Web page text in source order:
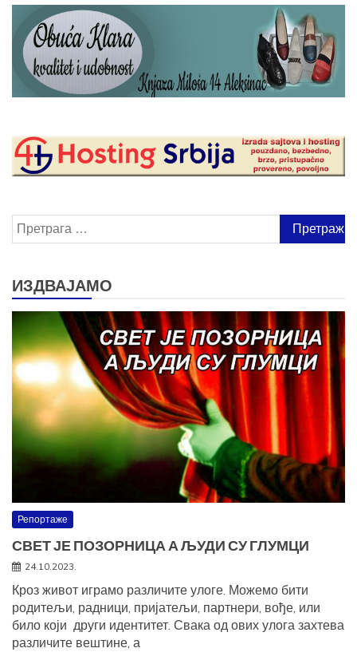
Претрага
за:
ИЗДВАЈАМО
Репортаже
СВЕТ ЈЕ ПОЗОРНИЦА А ЉУДИ СУ ГЛУМЦИ
24.10.2023.
Кроз живот играмо различите улоге. Можемо бити
родитељи, радници, пријатељи, партнери, вође, или
било који други идентитет. Свака од ових улога захтева
различите вештине, а